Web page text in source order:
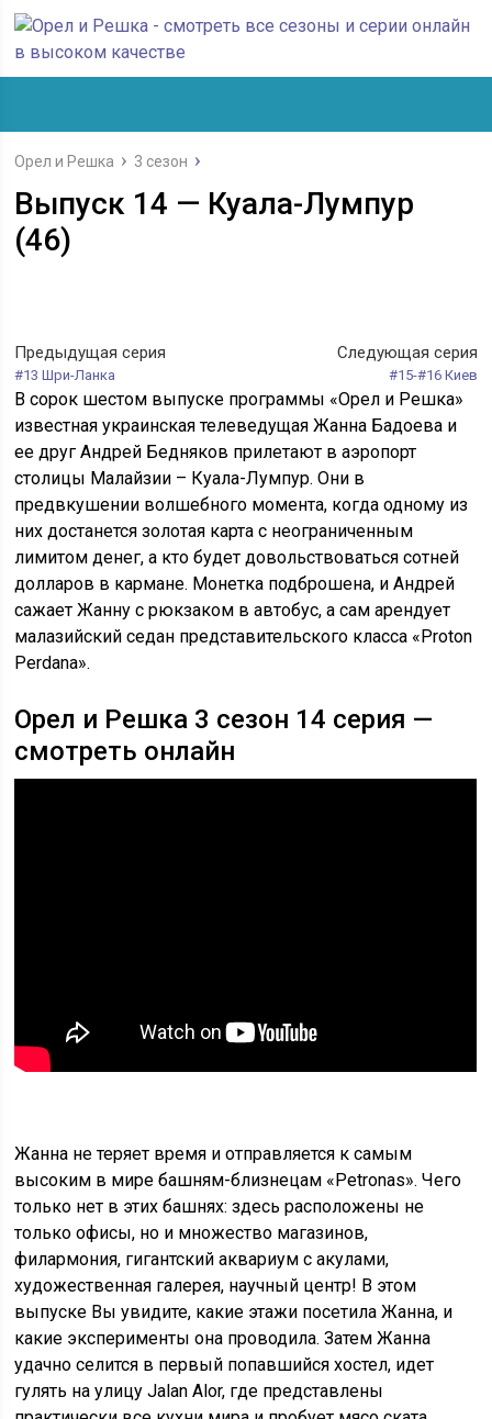
Орел и Решка 3 сезон
Выпуск 14 — Куала-Лумпур
(46)
Предыдущая серия
#13 Шри-Ланка
Следующая серия
#15-#16 Киев
В сорок шестом выпуске программы «Орел и Решка»
известная украинская телеведущая Жанна Бадоева и
ее друг Андрей Бедняков прилетают в аэропорт
столицы Малайзии – Куала-Лумпур. Они в
предвкушении волшебного момента, когда одному из
них достанется золотая карта с неограниченным
лимитом денег, а кто будет довольствоваться сотней
долларов в кармане. Монетка подброшена, и Андрей
сажает Жанну с рюкзаком в автобус, а сам арендует
малазийский седан представительского класса «Proton
Perdana».
Орел и Решка 3 сезон 14 серия —
смотреть онлайн
Жанна не теряет время и отправляется к самым
высоким в мире башням-близнецам «Petronas». Чего
только нет в этих башнях: здесь расположены не
только офисы, но и множество магазинов,
филармония, гигантский аквариум с акулами,
художественная галерея, научный центр! В этом
выпуске Вы увидите, какие этажи посетила Жанна, и
какие эксперименты она проводила. Затем Жанна
удачно селится в первый попавшийся хостел, идет
гулять на улицу Jalan Alor, где представлены